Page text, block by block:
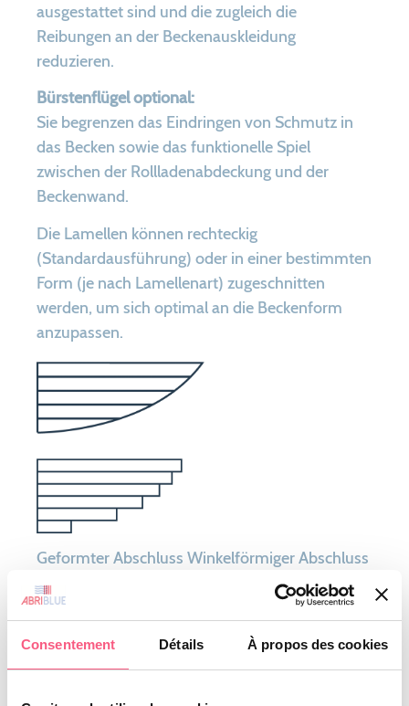
Consentement Détails À propos des cookies
ausgestattet sind und die zugleich die
Reibungen an der Beckenauskleidung
reduzieren.
Bürstenflügel optional:
Sie begrenzen das Eindringen von Schmutz in
das Becken sowie das funktionelle Spiel
zwischen der Rollladenabdeckung und der
Beckenwand.
Die Lamellen können rechteckig
(Standardausführung) oder in einer bestimmten
Form (je nach Lamellenart) zugeschnitten
werden, um sich optimal an die Beckenform
anzupassen.
Geformter Abschluss Winkelförmiger Abschluss
Ich muss ein